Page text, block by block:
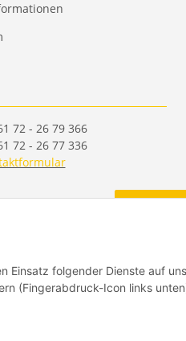
72 - 26 79 366
72 - 26 77 336
Einsatz folgender Dienste auf
(Fingerabdruck-Icon links